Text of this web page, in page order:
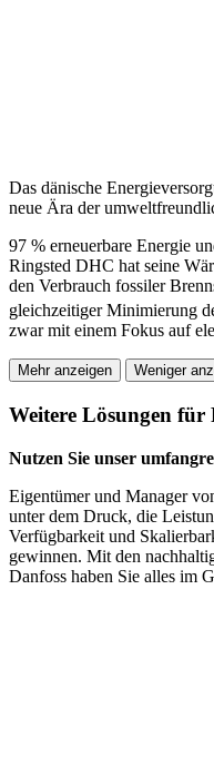
Das dänische
neue Ära der
97 % erneuerbare Energie
Ringsted DHC hat seine
den Verbrauch fossiler
gleichzeitiger Minimierung
zwar mit einem Fokus auf
Mehr anzeigen Weniger
Weitere Lösungen für
Nutzen Sie unser
Eigentümer und Manager
unter dem Druck, die
Verfügbarkeit und
gewinnen. Mit den
Danfoss haben Sie alles im